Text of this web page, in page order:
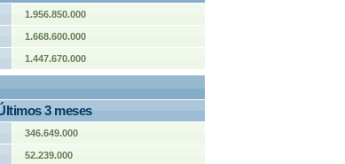
1.956.850.000
1.668.600.000
1.447.670.000
3 meses
346.649.000
52.239.000